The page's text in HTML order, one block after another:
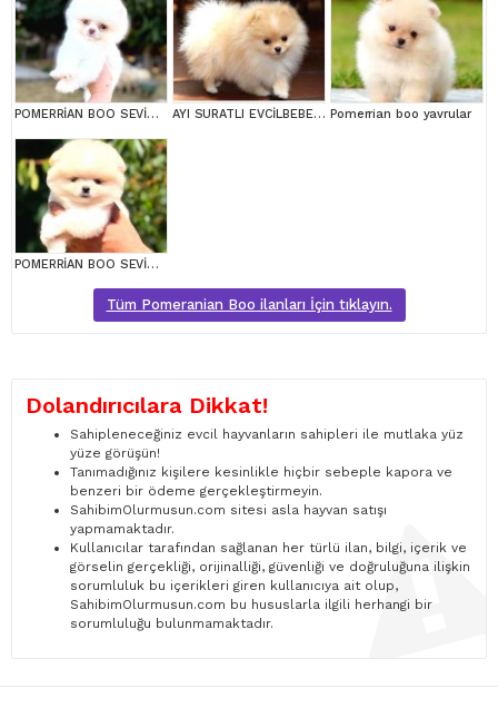
POMERRİAN BOO SEVİMLİ YAVRULAR AYI SURATLI EVCİLBEBEKLER MİNİ PUPPY BOY POMERRİAN BOO Pomerrian boo yavrular
POMERRİAN BOO SEVİMLİ YAVRULAR
Tüm Pomeranian Boo ilanları İçin tıklayın.
Dolandırıcılara Dikkat!
Sahipleneceğiniz evcil hayvanların sahipleri ile mutlaka yüz
yüze görüşün!
Tanımadığınız kişilere kesinlikle hiçbir sebeple kapora ve
benzeri bir ödeme gerçekleştirmeyin.
SahibimOlurmusun.com sitesi asla hayvan satışı
yapmamaktadır.
Kullanıcılar tarafından sağlanan her türlü ilan, bilgi, içerik ve
görselin gerçekliği, orijinalliği, güvenliği ve doğruluğuna ilişkin
sorumluluk bu içerikleri giren kullanıcıya ait olup,
SahibimOlurmusun.com bu hususlarla ilgili herhangi bir
sorumluluğu bulunmamaktadır.